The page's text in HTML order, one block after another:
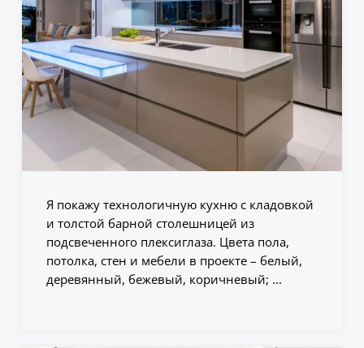
Я покажу технологичную кухню с кладовкой
и толстой барной столешницей из
подсвеченного плексиглаза. Цвета пола,
потолка, стен и мебели в проекте – белый,
деревянный, бежевый, коричневый; ...